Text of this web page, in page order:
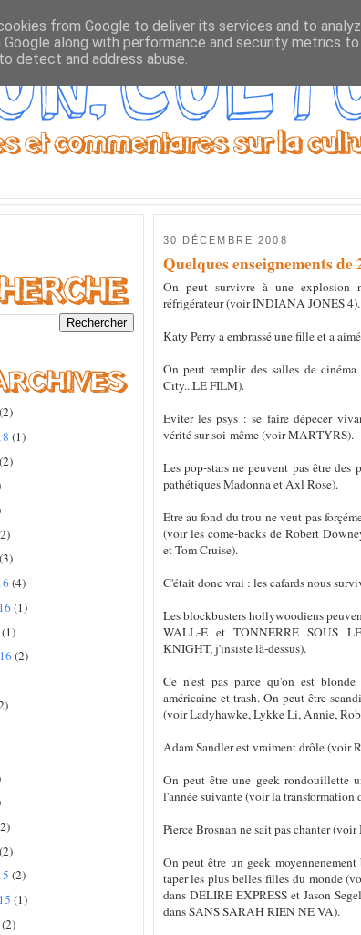
(2)
(1)
(2)
(3)
(4)
(1)
(2)
(2)
(1)
(2)
30 DÉCEMBRE 2008
Quelques enseignements de
On peut survivre à une explosion
réfrigérateur (voir INDIANA JONES 4).
Katy Perry a embrassé une fille et a
On peut remplir des salles de
City...LE FILM).
Eviter les psys : se faire dépecer
vérité sur soi-même (voir MARTYRS).
Les pop-stars ne peuvent pas être
pathétiques Madonna et Axl Rose).
Etre au fond du trou ne veut pas
(voir les come-backs de Robert
et Tom Cruise).
C'était donc vrai : les cafards nous
Les blockbusters hollywoodiens
WALL-E et TONNERRE SOUS
KNIGHT, j'insiste là-dessus).
Ce n'est pas parce qu'on est
américaine et trash. On peut être
(voir Ladyhawke, Lykke Li, Annie,
Adam Sandler est vraiment drôle (voir
On peut être une geek rondouillette
l'année suivante (voir la transformation
Pierce Brosnan ne sait pas chanter
On peut être un geek
taper les plus belles filles du monde
dans DELIRE EXPRESS et Jason
dans SANS SARAH RIEN NE VA).
from Google to deliver its services and to
Google along with performance and security metrics
detect and address abuse.